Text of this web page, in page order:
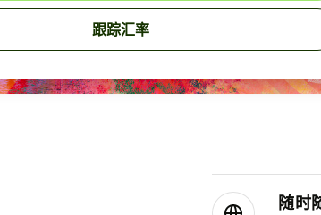
跟踪汇率
随时